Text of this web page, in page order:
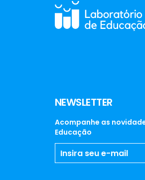
NEWSLETTER
Acompanhe as
Educação